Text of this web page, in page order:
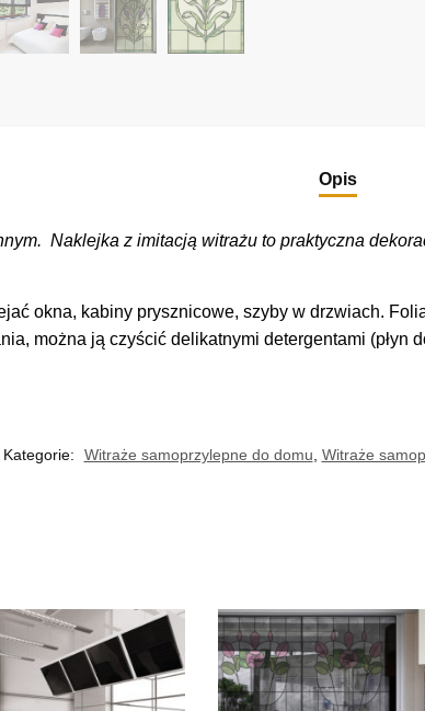
Opis
Naklejka z imitacją witrażu to praktyczna
okna, kabiny prysznicowe, szyby w drzwiach.
można ją czyścić delikatnymi detergentami (płyn
Kategorie: Witraże samoprzylepne do domu, Witraże